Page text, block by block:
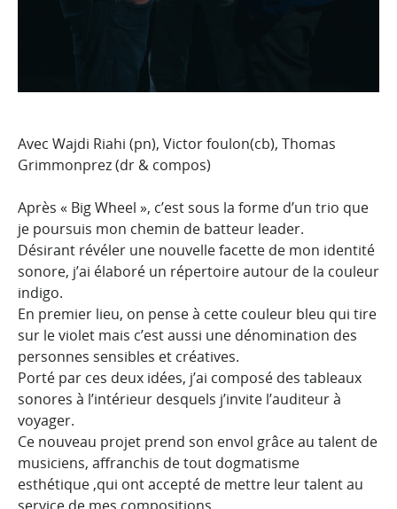
Avec Wajdi Riahi (pn), Victor foulon(cb), Thomas
Grimmonprez (dr & compos)
Après « Big Wheel », c’est sous la forme d’un trio que
je poursuis mon chemin de batteur leader.
Désirant révéler une nouvelle facette de mon identité
sonore, j’ai élaboré un répertoire autour de la couleur
indigo.
En premier lieu, on pense à cette couleur bleu qui tire
sur le violet mais c’est aussi une dénomination des
personnes sensibles et créatives.
Porté par ces deux idées, j’ai composé des tableaux
sonores à l’intérieur desquels j’invite l’auditeur à
voyager.
Ce nouveau projet prend son envol grâce au talent de
musiciens, affranchis de tout dogmatisme
esthétique ,qui ont accepté de mettre leur talent au